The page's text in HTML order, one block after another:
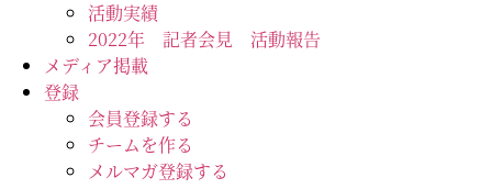
活動実績
2022年 記者会見 活動報告
メディア掲載
登録
会員登録する
チームを作る
メルマガ登録する